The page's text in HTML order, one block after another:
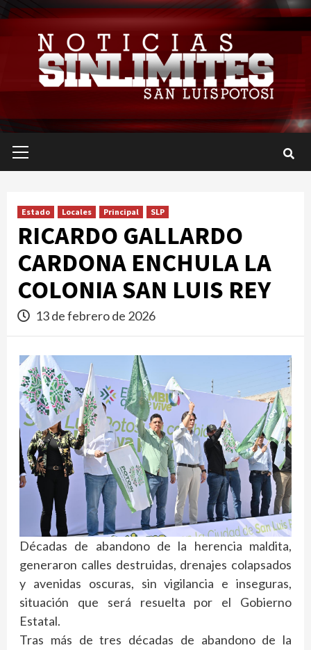
Saltar
contenido
primario
Estado Locales Principal SLP
RICARDO GALLARDO
CARDONA ENCHULA LA
COLONIA SAN LUIS REY
13 de febrero de 2026
Décadas de abandono de la herencia maldita,
generaron calles destruidas, drenajes colapsados
y avenidas oscuras, sin vigilancia e inseguras,
situación que será resuelta por el Gobierno
Estatal.
Tras más de tres décadas de abandono de la